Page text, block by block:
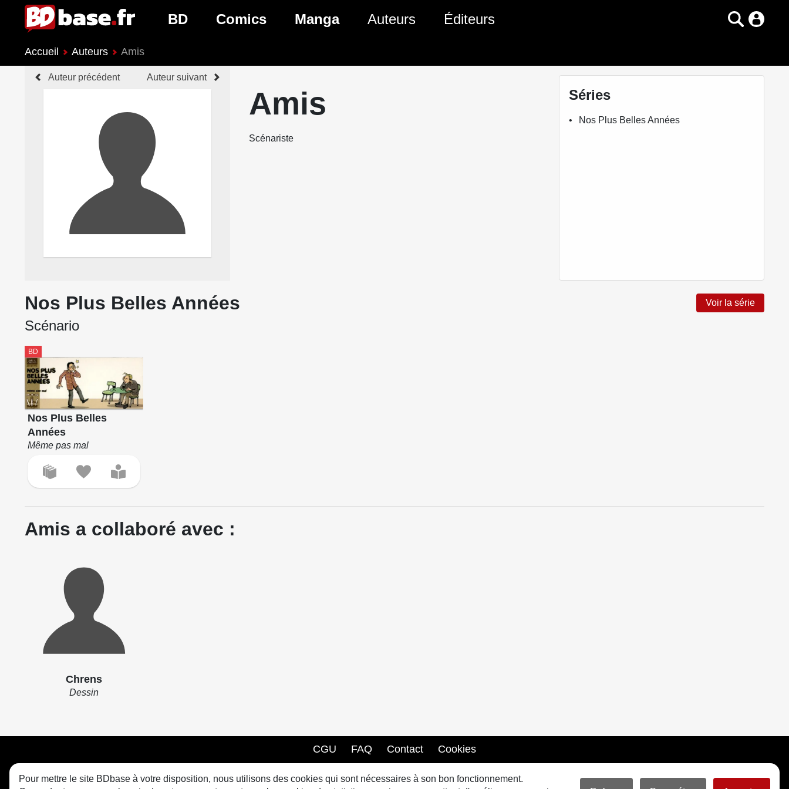
BD
Prochaines sorties BD
Comics
Genres Comics
Manga
Genres Manga
Auteurs Éditeurs
Accueil Auteurs Amis
Auteur précédent Auteur suivant
Amis
Scénariste
Séries
Nos Plus Belles Années
Nos Plus Belles Années Voir la série
Scénario
BD
Nos Plus Belles
Années
Même pas mal
Amis a collaboré avec :
Chrens
Dessin
CGU FAQ Contact Cookies
Pour mettre le site BDbase à votre disposition, nous utilisons des cookies qui sont nécessaires à son bon fonctionnement.